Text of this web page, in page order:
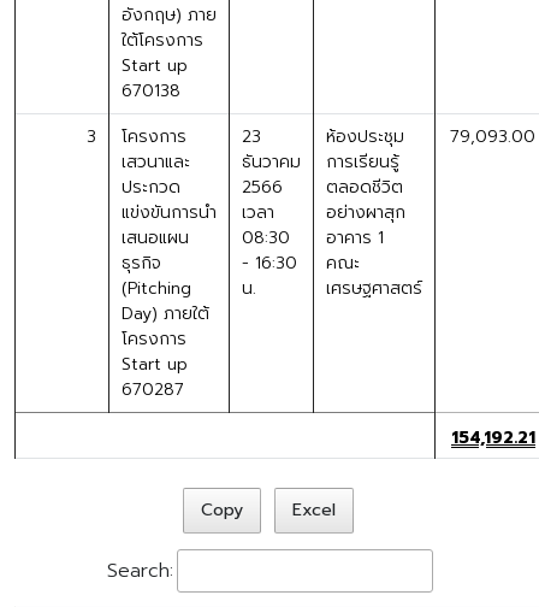
อังกฤษ) ภาย
ใต้โครงการ
Start up
670138
3
โครงการ
เสวนาและ
ประกวด
แข่งขันการนำ
เสนอแผน
ธุรกิจ
(Pitching
Day) ภายใต้
โครงการ
Start up
670287
23
ธันวาคม
2566
เวลา
08:30
- 16:30
น.
ห้องประชุม
การเรียนรู้
ตลอดชีวิต
อย่างผาสุก
อาคาร 1
คณะ
เศรษฐศาสตร์
79,093.00
154,192.21
Copy Excel
Search: